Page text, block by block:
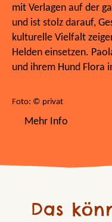
mit Verlagen auf der
und ist stolz darauf,
kulturelle Vielfalt
Helden einsetzen.
und ihrem Hund Flora
Foto: © privat
Mehr Info
Das